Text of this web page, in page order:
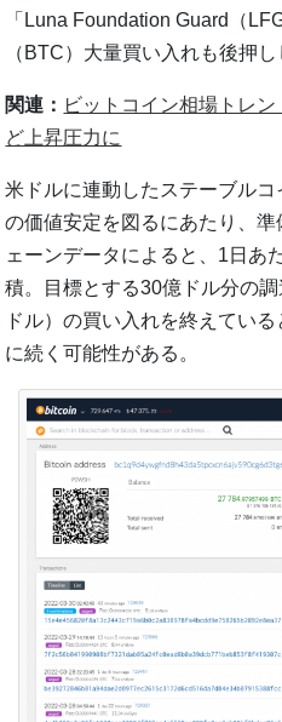
「Luna Foundation Guard（
（BTC）大量買い入れも後押
関連： ビットコイン相場トレ
ど上昇圧力に
米ドルに連動したステーブルコ
の価値安定を図るにあたり、
ェーンデータによると、1日あ
積。目標とする30億ドル分の
ドル）の買い入れを終えてい
に続く可能性がある。